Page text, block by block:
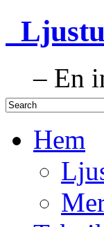
– En
Hem